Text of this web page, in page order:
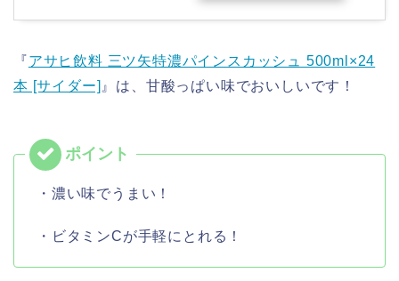
『アサヒ飲料 三ツ矢特濃パインスカッシュ 500ml×24
本 [サイダー] 』は、甘酸っぱい味でおいしいです！
・濃い味でうまい！
・ビタミンCが手軽にとれる！